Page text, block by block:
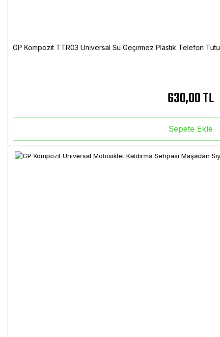
GP Kompozit TTR03 Universal Su Geçirmez Plastik Telefon
630,00 TL
Sepete Ekle